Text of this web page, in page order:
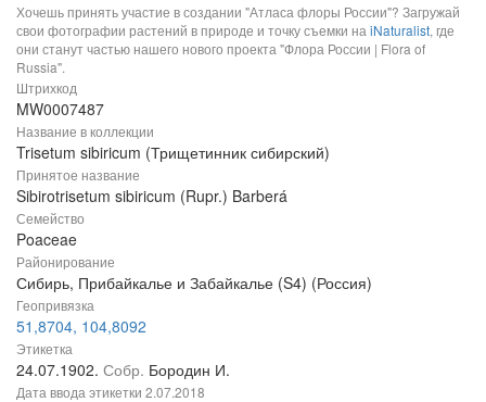
Хочешь принять участие в создании "Атласа флоры России"? Загружай
свои фотографии растений в природе и точку съемки на iNaturalist, где
они станут частью нашего нового проекта "Флора России | Flora of
Russia".
Штрихкод
MW0007487
Название в коллекции
Trisetum sibiricum (Трищетинник сибирский)
Принятое название
Sibirotrisetum sibiricum (Rupr.) Barberá
Семейство
Poaceae
Районирование
Сибирь, Прибайкалье и Забайкалье (S4) (Россия)
Геопривязка
51,8704, 104,8092
Этикетка
24.07.1902. Собр. Бородин И.
Дата ввода этикетки 2.07.2018